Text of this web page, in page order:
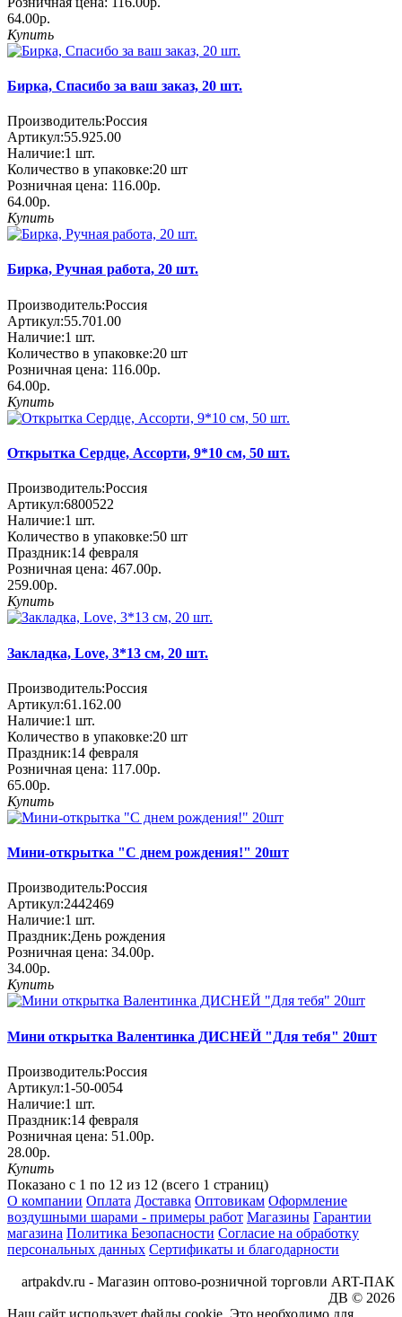
64.00р.
Купить
Бирка, Спасибо за ваш заказ, 20 шт.
Производитель:Россия
Артикул:55.925.00
Наличие:1 шт.
Количество в упаковке:20 шт
Розничная цена: 116.00р.
64.00р.
Купить
Бирка, Ручная работа, 20 шт.
Производитель:Россия
Артикул:55.701.00
Наличие:1 шт.
Количество в упаковке:20 шт
Розничная цена: 116.00р.
64.00р.
Купить
Открытка Сердце, Ассорти, 9*10 см, 50 шт.
Производитель:Россия
Артикул:6800522
Наличие:1 шт.
Количество в упаковке:50 шт
Праздник:14 февраля
Розничная цена: 467.00р.
259.00р.
Купить
Закладка, Love, 3*13 см, 20 шт.
Производитель:Россия
Артикул:61.162.00
Наличие:1 шт.
Количество в упаковке:20 шт
Праздник:14 февраля
Розничная цена: 117.00р.
65.00р.
Купить
Мини-открытка "С днем рождения!" 20шт
Производитель:Россия
Артикул:2442469
Наличие:1 шт.
Праздник:День рождения
Розничная цена: 34.00р.
34.00р.
Купить
Мини открытка Валентинка ДИСНЕЙ "Для тебя" 20шт
Производитель:Россия
Артикул:1-50-0054
Наличие:1 шт.
Праздник:14 февраля
Розничная цена: 51.00р.
28.00р.
Купить
Показано с 1 по 12 из 12 (всего 1 страниц)
О компании Оплата Доставка Оптовикам Оформление
воздушными шарами - примеры работ Магазины Гарантии
магазина Политика Безопасности Согласие на обработку
персональных данных Сертификаты и благодарности
artpakdv.ru - Магазин оптово-розничной торговли ART-ПАК
ДВ © 2026
Наш сайт использует файлы cookie. Это необходимо для